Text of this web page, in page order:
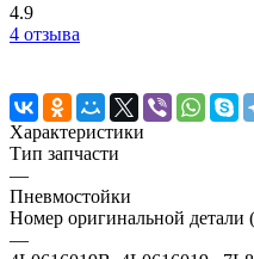
4.9
4 отзыва
Характеристики
Тип запчасти
—
Пневмостойки
Номер оригинальной детали
—